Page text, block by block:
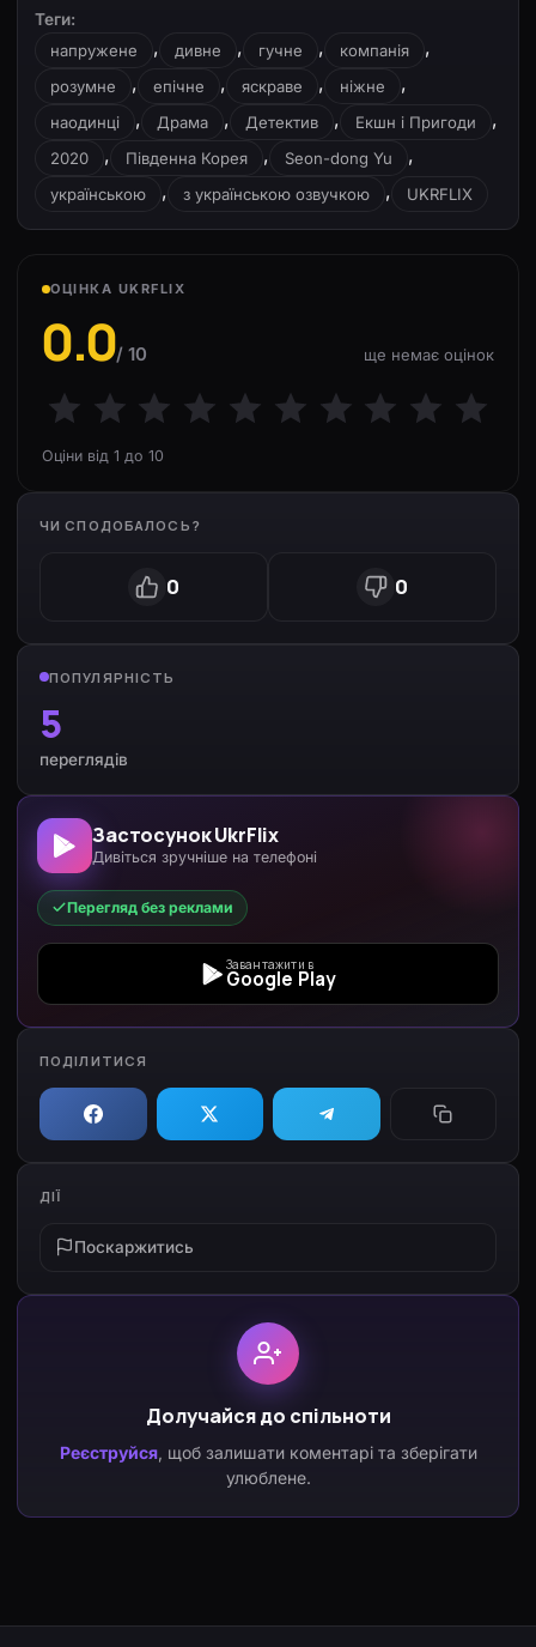
Теги:
напружене
, дивне , гучне , компанія ,
розумне , епічне , яскраве , ніжне ,
наодинці , Драма , Детектив , Екшн і Пригоди ,
2020 , Південна Корея , Seon-dong Yu ,
українською , з українською озвучкою , UKRFLIX
ОЦІНКА UKRFLIX
0.0/ 10 ще немає оцінок
Оціни від 1 до 10
ЧИ СПОДОБАЛОСЬ?
0 0
ПОПУЛЯРНІСТЬ
5
переглядів
Застосунок UkrFlix
Дивіться зручніше на телефоні
Перегляд без реклами
Завантажити в
Google Play
ПОДІЛИТИСЯ
ДІЇ
Поскаржитись
Долучайся до спільноти
Реєструйся, щоб залишати коментарі та зберігати
улюблене.